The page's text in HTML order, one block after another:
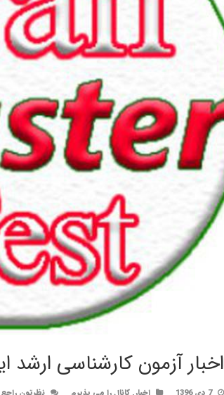
اخبار آزمون کارشناسی ارشد